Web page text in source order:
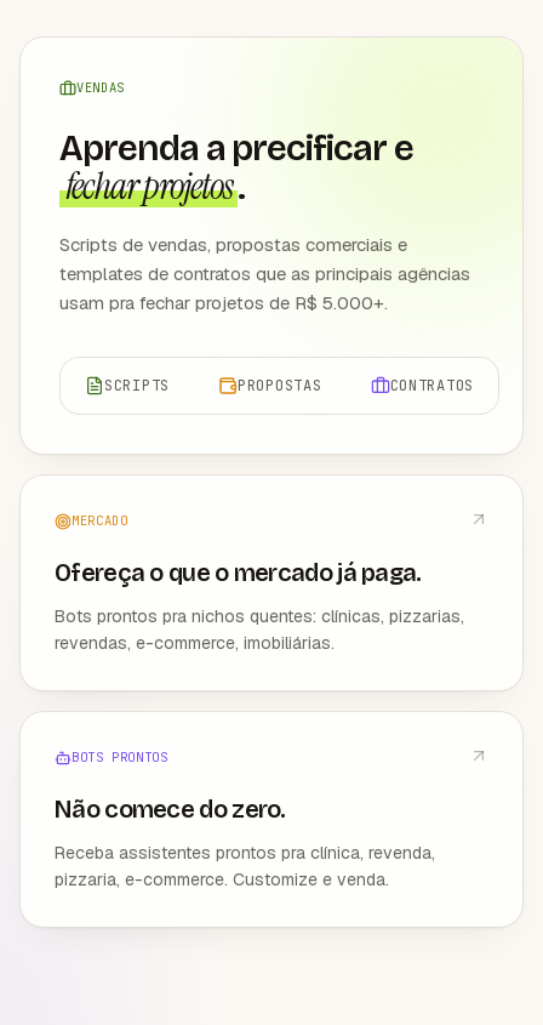
VENDAS
Aprenda a precificar e
fechar projetos.
Scripts de vendas, propostas comerciais e
templates de contratos que as principais agências
usam pra fechar projetos de R$ 5.000+.
SCRIPTS PROPOSTAS CONTRATOS
MERCADO
Ofereça o que o mercado já paga.
Bots prontos pra nichos quentes: clínicas, pizzarias,
revendas, e-commerce, imobiliárias.
BOTS PRONTOS
Não comece do zero.
Receba assistentes prontos pra clínica, revenda,
pizzaria, e-commerce. Customize e venda.